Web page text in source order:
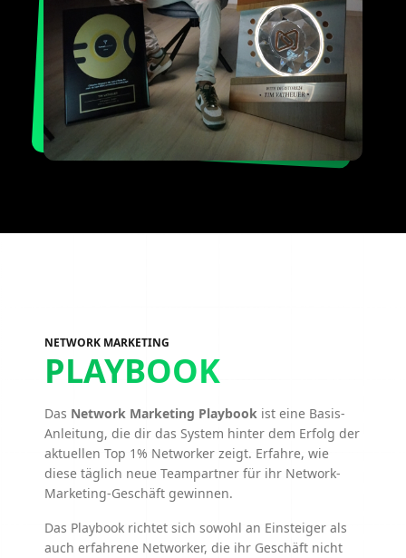
NETWORK MARKETING
PLAYBOOK
Das Network Marketing Playbook ist eine Basis-
Anleitung, die dir das System hinter dem Erfolg der
aktuellen Top 1% Networker zeigt. Erfahre, wie
diese täglich neue Teampartner für ihr Network-
Marketing-Geschäft gewinnen.
Das Playbook richtet sich sowohl an Einsteiger als
auch erfahrene Networker, die ihr Geschäft nicht